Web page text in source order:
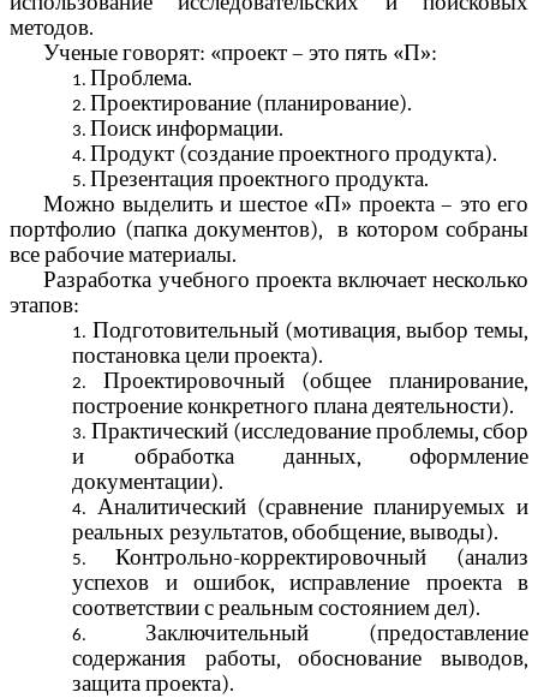
методов.
Ученые говорят: «проект – это пять «П»:
Проблема.
Проектирование (планирование).
Поиск информации.
Продукт (создание проектного продукта).
Презентация проектного продукта.
Можно выделить и шестое «П» проекта – это его
портфолио (папка документов), в котором собраны
все рабочие материалы.
Разработка учебного проекта включает несколько
этапов:
Подготовительный (мотивация, выбор темы,
постановка цели проекта).
Проектировочный (общее планирование,
построение конкретного плана деятельности).
Практический (исследование проблемы, сбор
и обработка данных, оформление
документации).
Аналитический (сравнение планируемых и
реальных результатов, обобщение, выводы).
Контрольно-корректировочный (анализ
успехов и ошибок, исправление проекта в
соответствии с реальным состоянием дел).
Заключительный (предоставление
содержания работы, обоснование выводов,
защита проекта).